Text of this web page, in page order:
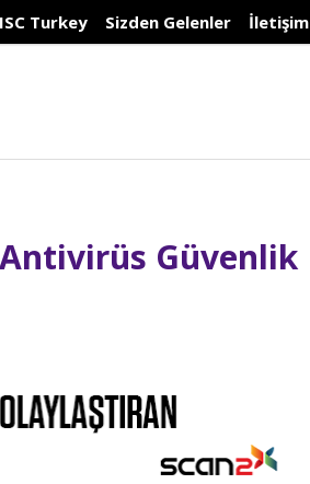
ISC Turkey Sizden Gelenler İletişim
Güvenlik